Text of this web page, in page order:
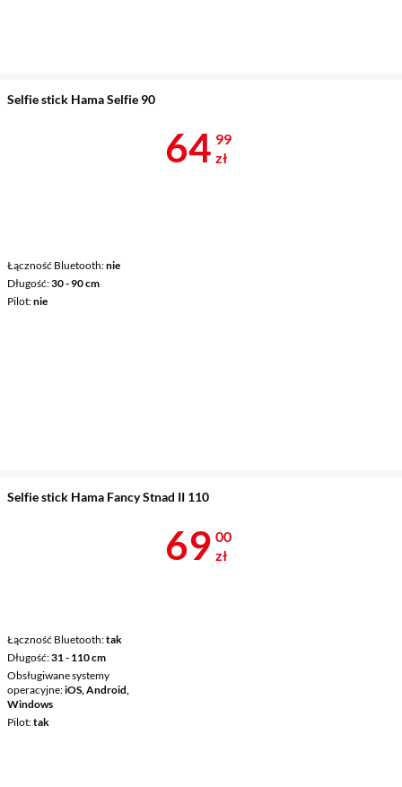
Selfie stick Hama Selfie 90
Łączność Bluetooth nie
Długość 30 - 90 cm
Pilot nie
Cena 64,99
64 99
zł
Selfie stick Hama Fancy Stnad II 110
Łączność Bluetooth tak
Długość 31 - 110 cm
Obsługiwane systemy
operacyjne iOS, Android,
Windows
Pilot tak
Cena 69 zł
69 00
zł